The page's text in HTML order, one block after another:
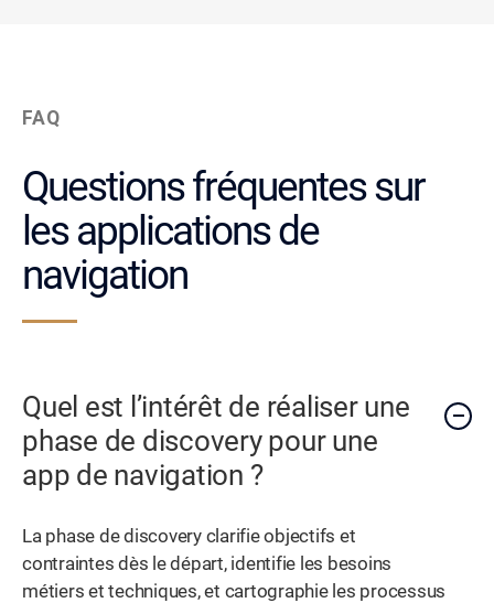
FAQ
Questions fréquentes sur
les applications de
navigation
Quel est l’intérêt de réaliser une
phase de discovery pour une
app de navigation ?
La phase de discovery clarifie objectifs et
contraintes dès le départ, identifie les besoins
métiers et techniques, et cartographie les processus